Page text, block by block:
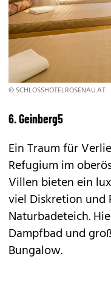
© SCHLOSSHOTELROSENAU.AT
6. Geinberg5
Ein Traum für
Refugium im
Villen bieten ein
viel Diskretion und
Naturbadeteich.
Dampfbad und
Bungalow.